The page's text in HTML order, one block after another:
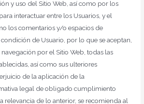
y uso del Sitio Web, así como por los
interactuar entre los Usuarios, y el
los comentarios y/o espacios de
de Usuario, por lo que se aceptan,
por el Sitio Web, todas las
así como sus ulteriores
de la aplicación de la
legal de obligado cumplimiento
relevancia de lo anterior, se recomienda al